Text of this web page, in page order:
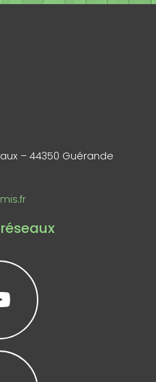
– 44350 Guérande